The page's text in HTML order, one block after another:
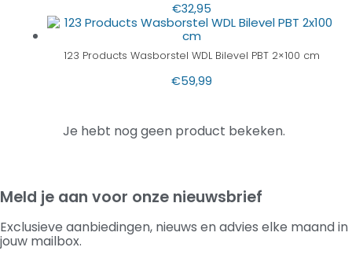
€32,95
123 Products Wasborstel WDL Bilevel PBT 2×100 cm
€59,99
Je hebt nog geen product bekeken.
Meld je aan voor onze nieuwsbrief
Exclusieve aanbiedingen, nieuws en advies elke maand in
jouw mailbox.